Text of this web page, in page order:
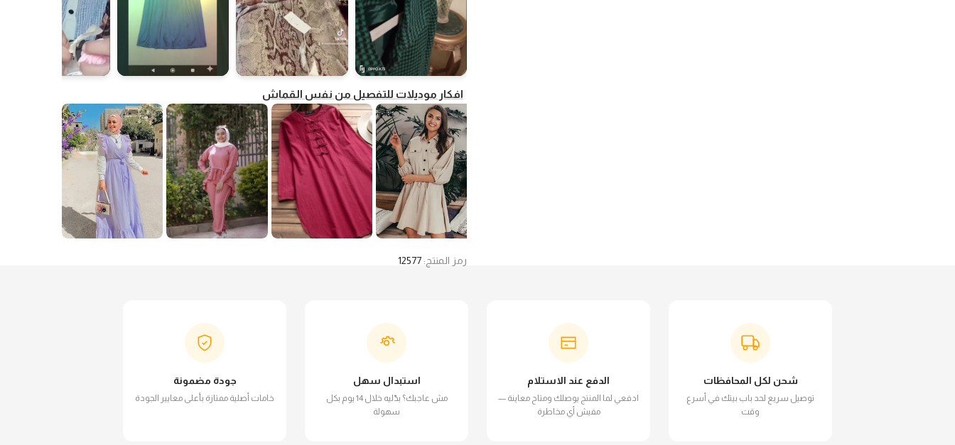
افكار موديلات للتفصيل من نفس القماش
رمز المنتج: 12577
شحن لكل المحافظات
توصيل سريع لحد باب بيتك في أسرع
وقت
الدفع عند الاستلام
ادفعي لما المنتج يوصلك ومتاح معاينة —
مفيش أي مخاطرة
استبدال سهل
مش عاجبك؟ بدّليه خلال 14 يوم بكل
سهولة
جودة مضمونة
خامات أصلية ممتازة بأعلى معايير الجودة